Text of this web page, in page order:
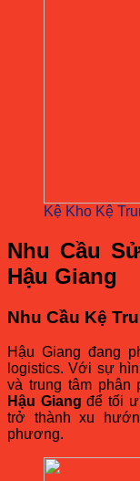
Kệ Kho Kệ
Nhu Cầu
Hậu Giang
Nhu Cầu Kệ
Hậu Giang đang
logistics. Với sự
và trung tâm phân
Hậu Giang để tối
trở thành xu
phương.